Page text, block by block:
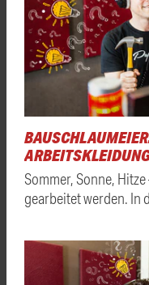
Sommer, Sonne,
gearbeitet werden. In